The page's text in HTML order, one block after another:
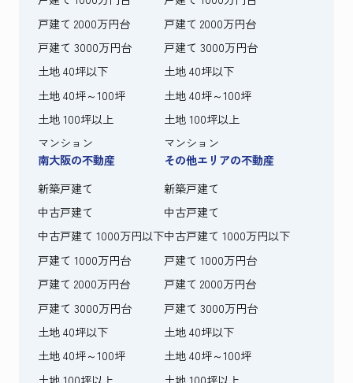
戸建て 2000万円台
戸建て 3000万円台
土地 40坪以下
土地 40坪～100坪
土地 100坪以上
マンション
戸建て 2000万円台
戸建て 3000万円台
土地 40坪以下
土地 40坪～100坪
土地 100坪以上
マンション
南大阪の不動産
新築戸建て
中古戸建て
中古戸建て 1000万円以下
戸建て 1000万円台
戸建て 2000万円台
戸建て 3000万円台
土地 40坪以下
土地 40坪～100坪
土地 100坪以上
その他エリアの不動産
新築戸建て
中古戸建て
中古戸建て 1000万円以下
戸建て 1000万円台
戸建て 2000万円台
戸建て 3000万円台
土地 40坪以下
土地 40坪～100坪
土地 100坪以上